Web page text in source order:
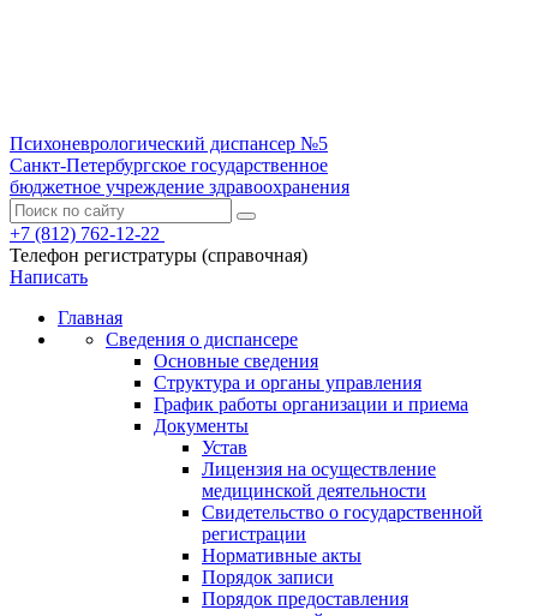
Психоневрологический диспансер №5
Санкт-Петербургское государственное
бюджетное учреждение здравоохранения
+7 (812) 762-12-22
Телефон регистратуры (справочная)
Написать
Главная
Сведения о диспансере
Основные сведения
Структура и органы управления
График работы организации и приема
Документы
Устав
Лицензия на осуществление
медицинской деятельности
Свидетельство о государственной
регистрации
Нормативные акты
Порядок записи
Порядок предоставления